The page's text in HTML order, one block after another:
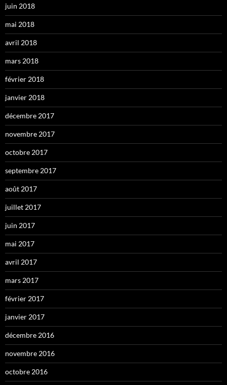
juin 2018
mai 2018
avril 2018
mars 2018
février 2018
janvier 2018
décembre 2017
novembre 2017
octobre 2017
septembre 2017
août 2017
juillet 2017
juin 2017
mai 2017
avril 2017
mars 2017
février 2017
janvier 2017
décembre 2016
novembre 2016
octobre 2016